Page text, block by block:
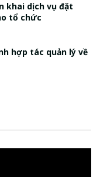
khai dịch vụ đặt
tổ chức
hợp tác quản lý về